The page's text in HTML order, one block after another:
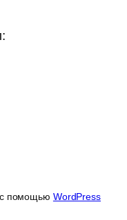
помощью WordPress